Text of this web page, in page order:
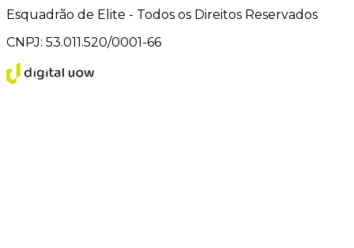
Esquadrão de Elite - Todos os Direitos Reservados
CNPJ: 53.011.520/0001-66